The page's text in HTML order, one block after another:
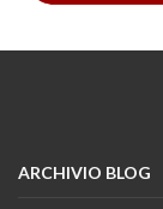
ARCHIVIO BLOG